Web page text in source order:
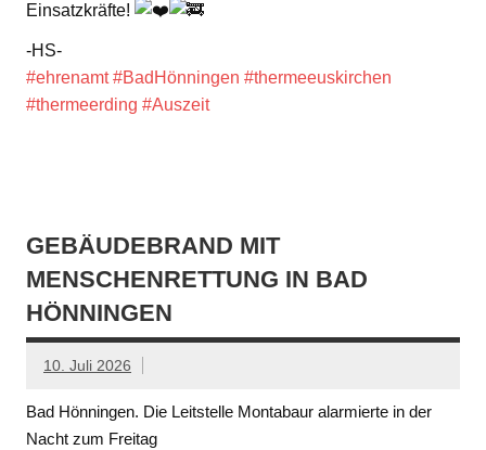
Einsatzkräfte!
-HS-
#ehrenamt #BadHönningen #thermeeuskirchen
#thermeerding #Auszeit
GEBÄUDEBRAND MIT
MENSCHENRETTUNG IN BAD
HÖNNINGEN
10. Juli 2026
Bad Hönningen. Die Leitstelle Montabaur alarmierte in der
Nacht zum Freitag